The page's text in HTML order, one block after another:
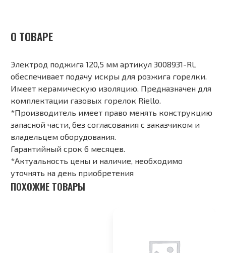
О ТОВАРЕ
Электрод поджига 120,5 мм артикул 3008931-RL
обеспечивает подачу искры для розжига горелки.
Имеет керамическую изоляцию. Предназначен для
комплектации газовых горелок Riello.
*Производитель имеет право менять конструкцию
запасной части, без согласования с заказчиком и
владельцем оборудования.
Гарантийный срок 6 месяцев.
*Актуальность цены и наличие, необходимо
уточнять на день приобретения
ПОХОЖИЕ ТОВАРЫ